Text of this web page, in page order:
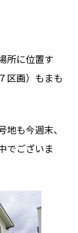
所に位置す
画）もまも
も今週末、
でございま